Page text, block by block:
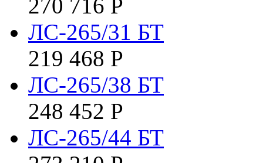
270 716 Р
ЛС-265/31 БТ
219 468 Р
ЛС-265/38 БТ
248 452 Р
ЛС-265/44 БТ